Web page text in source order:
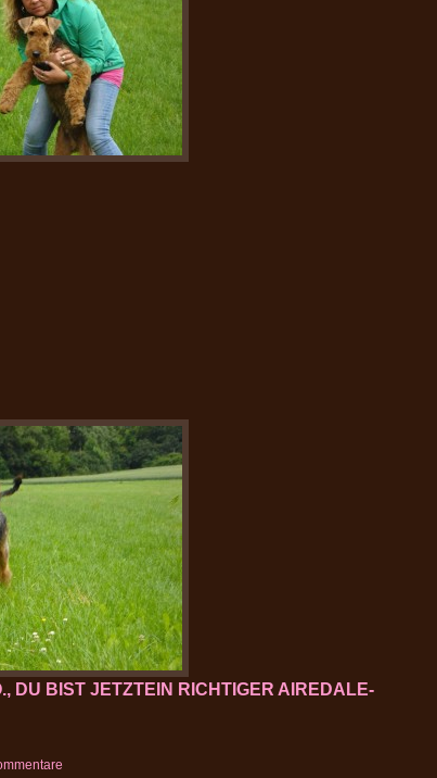
DU BIST JETZTEIN RICHTIGER AIREDALE-